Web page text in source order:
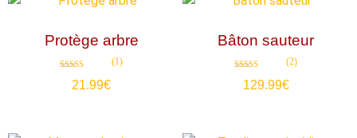
Protège arbre
4.00
(1)
21.99€
Bâton sauteur
4.00
(2)
129.99€